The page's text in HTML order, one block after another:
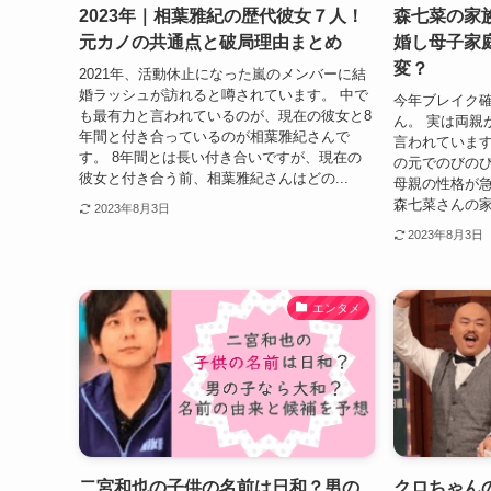
2023年｜相葉雅紀の歴代彼女７人！
元カノの共通点と破局理由まとめ
2021年、活動休止になった嵐のメンバーに結
婚ラッシュが訪れると噂されています。 中で
も最有力と言われているのが、現在の彼女と8
年間と付き合っているのが相葉雅紀さんで
す。 8年間とは長い付き合いですが、現在の
彼女と付き合う前、相葉雅紀さんはどの...
2023年8月3日
森七菜の家
婚し母子家
変？
今年ブレイク
ん。 実は両親
言われていま
の元でのびの
母親の性格が
森七菜さんの
2023年8月3日
エンタメ